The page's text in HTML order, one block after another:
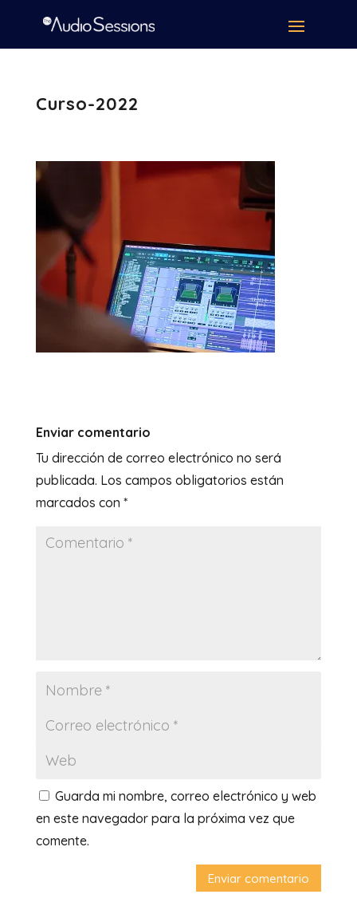
Curso-2022
Enviar comentario
Tu dirección de correo electrónico no será
publicada. Los campos obligatorios están
marcados con *
Guarda mi nombre, correo electrónico y web
en este navegador para la próxima vez que
comente.